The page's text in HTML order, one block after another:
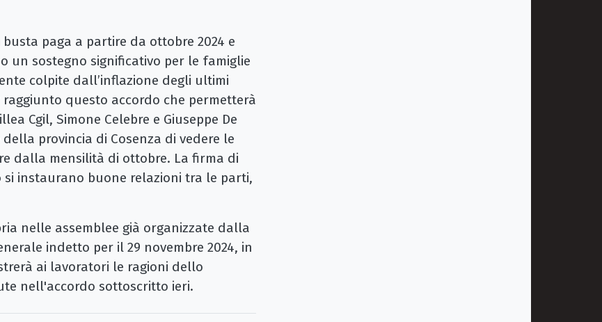
paga a partire da ottobre 2024 e
un sostegno significativo per le famiglie
colpite dall’inflazione degli ultimi
questo accordo che permetterà
Cgil, Simone Celebre e Giuseppe De
provincia di Cosenza di vedere le
dalla mensilità di ottobre. La firma di
instaurano buone relazioni tra le parti,
nelle assemblee già organizzate dalla
indetto per il 29 novembre 2024, in
ai lavoratori le ragioni dello
nell'accordo sottoscritto ieri.